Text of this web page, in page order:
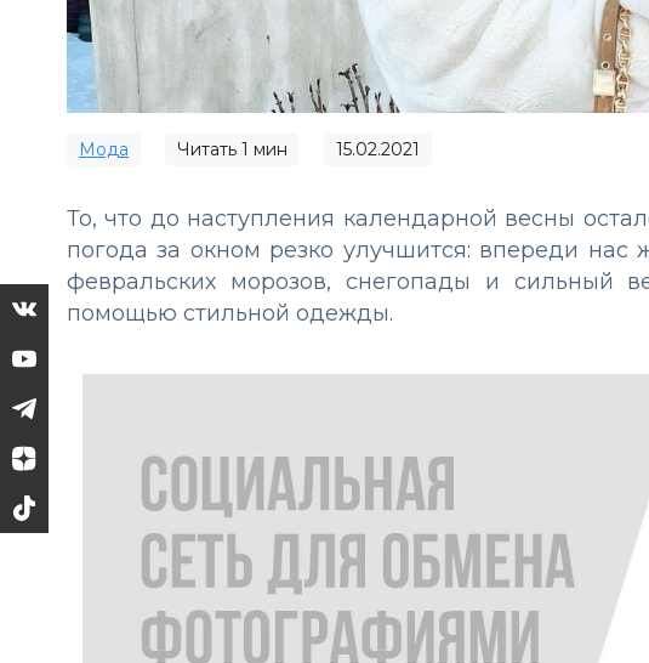
Мода Читать 1 мин 15.02.2021
То, что до наступления календарной весны
погода за окном резко улучшится: впереди
февральских морозов, снегопады и сильный
помощью стильной одежды.